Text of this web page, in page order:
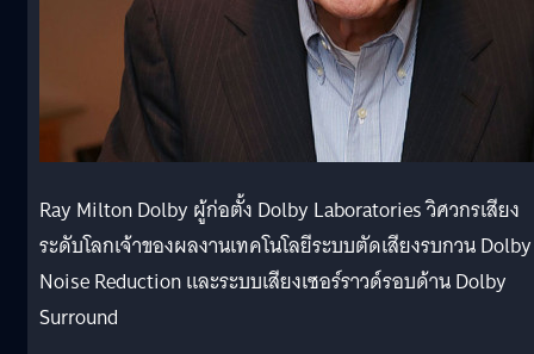
Ray Milton Dolby ผู้ก่อตั้ง Dolby Laboratories วิศวกรเสียง
ระดับโลกเจ้าของผลงานเทคโนโลยีระบบตัดเสียงรบกวน Dolby
Noise Reduction และระบบเสียงเซอร์ราวด์รอบด้าน Dolby
Surround